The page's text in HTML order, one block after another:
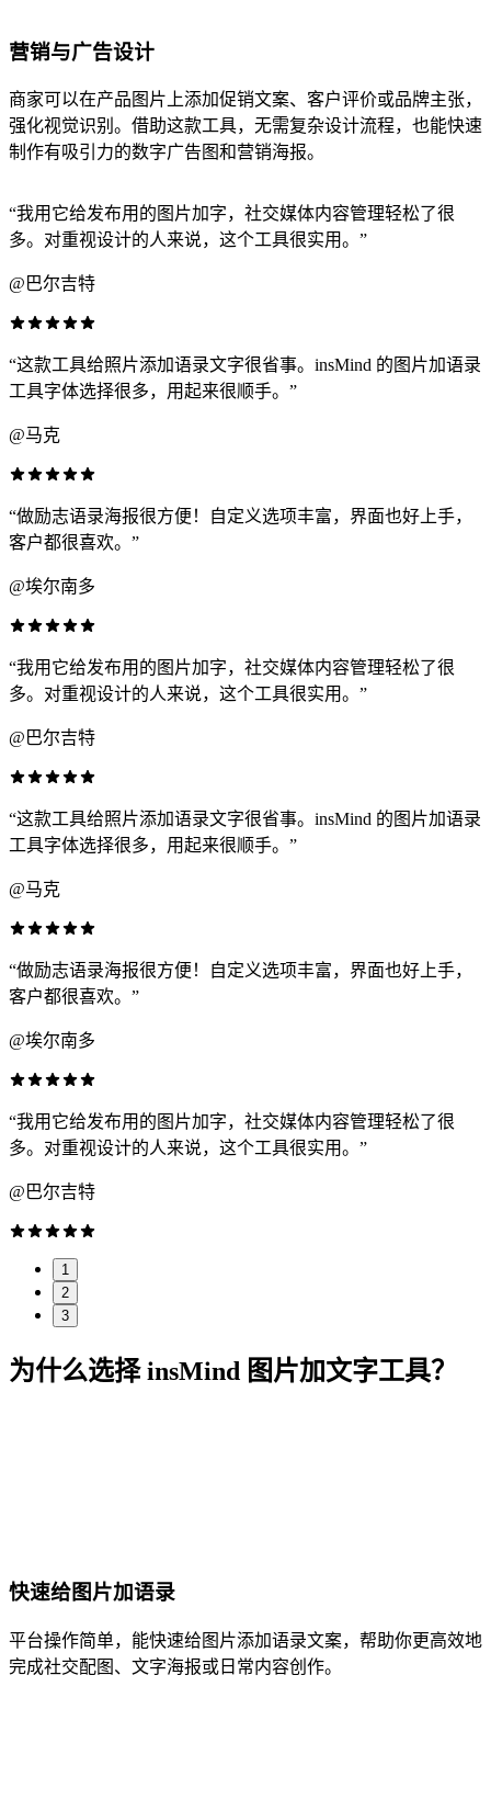
营销与广告设计
商家可以在产品图片上添加促销文案、客户评价或品牌主张，
强化视觉识别。借助这款工具，无需复杂设计流程，也能快速
制作有吸引力的数字广告图和营销海报。
“我用它给发布用的图片加字，社交媒体内容管理轻松了很
多。对重视设计的人来说，这个工具很实用。”
@巴尔吉特
“这款工具给照片添加语录文字很省事。insMind 的图片加语录
工具字体选择很多，用起来很顺手。”
@马克
“做励志语录海报很方便！自定义选项丰富，界面也好上手，
客户都很喜欢。”
@埃尔南多
“我用它给发布用的图片加字，社交媒体内容管理轻松了很
多。对重视设计的人来说，这个工具很实用。”
@巴尔吉特
“这款工具给照片添加语录文字很省事。insMind 的图片加语录
工具字体选择很多，用起来很顺手。”
@马克
“做励志语录海报很方便！自定义选项丰富，界面也好上手，
客户都很喜欢。”
@埃尔南多
“我用它给发布用的图片加字，社交媒体内容管理轻松了很
多。对重视设计的人来说，这个工具很实用。”
@巴尔吉特
1
2
3
为什么选择 insMind 图片加文字工具？
快速给图片加语录
平台操作简单，能快速给图片添加语录文案，帮助你更高效地
完成社交配图、文字海报或日常内容创作。